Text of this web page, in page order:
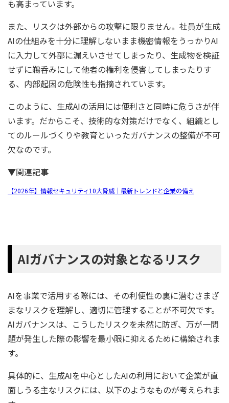
も高まっています。
また、リスクは外部からの攻撃に限りません。社員が生成
AIの仕組みを十分に理解しないまま機密情報をうっかりAI
に入力して外部に漏えいさせてしまったり、生成物を検証
せずに鵜呑みにして他者の権利を侵害してしまったりす
る、内部起因の危険性も指摘されています。
このように、生成AIの活用には便利さと同時に危うさが伴
います。だからこそ、技術的な対策だけでなく、組織とし
てのルールづくりや教育といったガバナンスの整備が不可
欠なのです。
▼関連記事
【2026年】情報セキュリティ10大脅威｜最新トレンドと企業の備え
AIガバナンスの対象となるリスク
AIを事業で活用する際には、その利便性の裏に潜むさまざ
まなリスクを理解し、適切に管理することが不可欠です。
AIガバナンスは、こうしたリスクを未然に防ぎ、万が一問
題が発生した際の影響を最小限に抑えるために構築されま
す。
具体的に、生成AIを中心としたAIの利用において企業が直
面しうる主なリスクには、以下のようなものが考えられま